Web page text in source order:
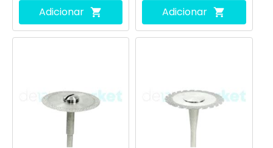
Adicionar
Adicionar